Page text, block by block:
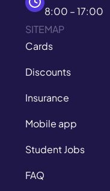
8:00 – 17:00
SITEMAP
Cards
Discounts
Insurance
Mobile app
Student Jobs
FAQ